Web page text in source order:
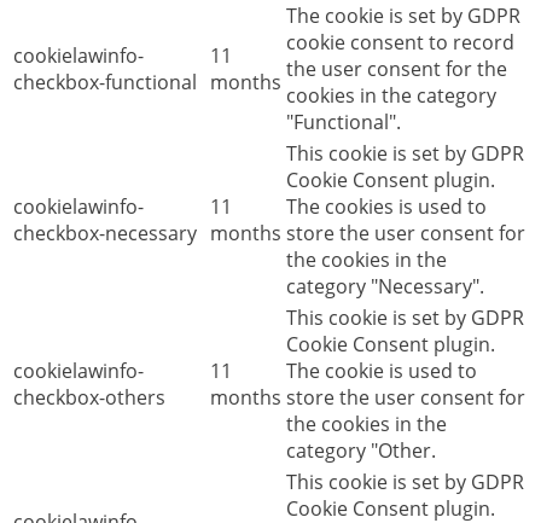
cookielawinfo-
checkbox-functional
11
months
The cookie is set by GDPR
cookie consent to record
the user consent for the
cookies in the category
"Functional".
cookielawinfo-
checkbox-necessary
11
months
This cookie is set by GDPR
Cookie Consent plugin.
The cookies is used to
store the user consent for
the cookies in the
category "Necessary".
cookielawinfo-
checkbox-others
11
months
This cookie is set by GDPR
Cookie Consent plugin.
The cookie is used to
store the user consent for
the cookies in the
category "Other.
This cookie is set by GDPR
Cookie Consent plugin.